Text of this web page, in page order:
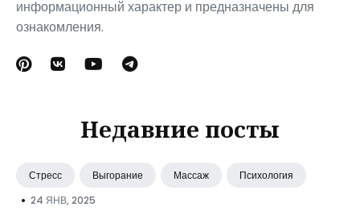
информационный характер и предназначены для
ознакомления.
Недавние посты
Стресс Выгорание Массаж Психология
• 24 ЯНВ, 2025